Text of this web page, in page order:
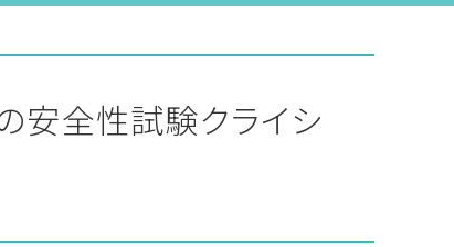
安全性試験クライシ